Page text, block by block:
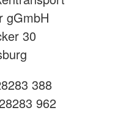
gGmbH
30
388
962